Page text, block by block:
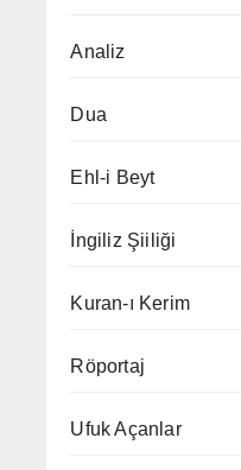
Analiz
Dua
Ehl-i Beyt
İngiliz Şiiliği
Kuran-ı Kerim
Röportaj
Ufuk Açanlar